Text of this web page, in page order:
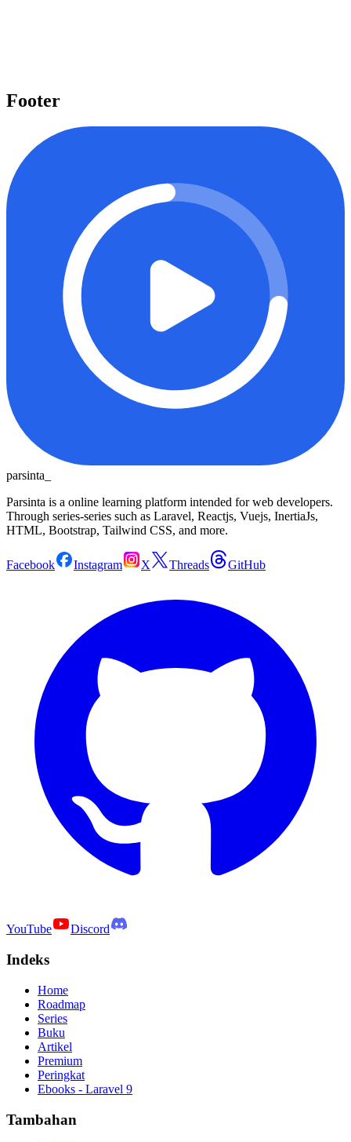
Footer
parsinta_
Parsinta is a online learning platform intended for web developers.
Through series-series such as Laravel, Reactjs, Vuejs, InertiaJs,
HTML, Bootstrap, Tailwind CSS, and more.
Facebook Instagram X Threads GitHub
YouTube Discord
Indeks
Home
Roadmap
Series
Buku
Artikel
Premium
Peringkat
Ebooks - Laravel 9
Tambahan